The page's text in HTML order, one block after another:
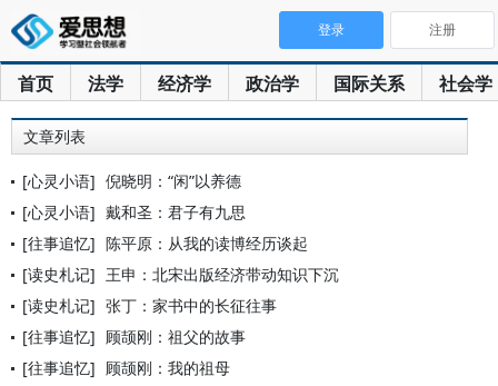
首页 法学 经济学 政治学 国际关系 社会学
登录 注册
文章列表
[心灵小语] 倪晓明：“闲”以养德
[心灵小语] 戴和圣：君子有九思
[往事追忆] 陈平原：从我的读博经历谈起
[读史札记] 王申：北宋出版经济带动知识下沉
[读史札记] 张丁：家书中的长征往事
[往事追忆] 顾颉刚：祖父的故事
[往事追忆] 顾颉刚：我的祖母